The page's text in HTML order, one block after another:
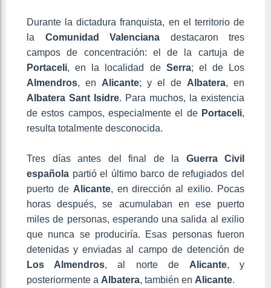
Durante la dictadura franquista, en el territorio de
la Comunidad Valenciana destacaron tres
campos de concentración: el de la cartuja de
Portaceli, en la localidad de Serra; el de Los
Almendros, en Alicante; y el de Albatera, en
Albatera Sant Isidre. Para muchos, la existencia
de estos campos, especialmente el de Portaceli,
resulta totalmente desconocida.
Tres días antes del final de la Guerra Civil
española partió el último barco de refugiados del
puerto de Alicante, en dirección al exilio. Pocas
horas después, se acumulaban en ese puerto
miles de personas, esperando una salida al exilio
que nunca se produciría. Esas personas fueron
detenidas y enviadas al campo de detención de
Los Almendros, al norte de Alicante, y
posteriormente a Albatera, también en Alicante.